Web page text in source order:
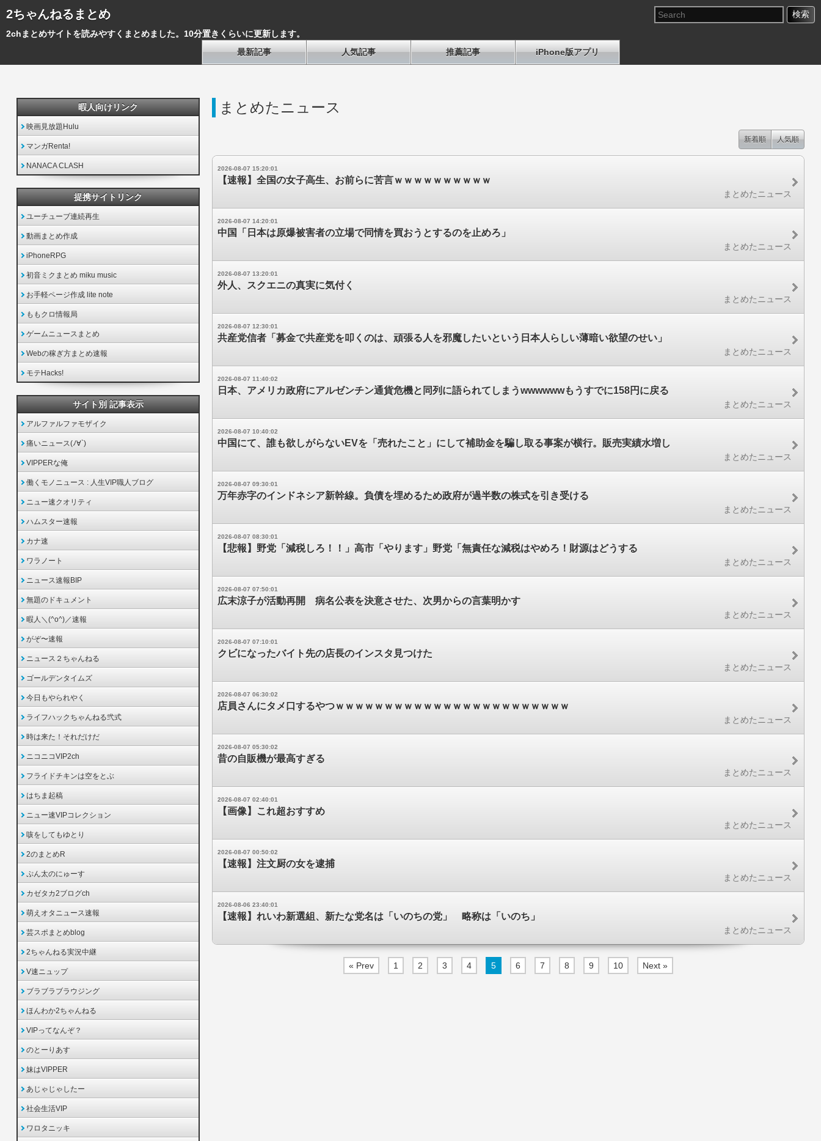
2ちゃんねるまとめ
2chまとめサイトを読みやすくまとめました。10分置きくらいに更新します。
最新記事
人気記事 推薦記事 iPhone版アプリ
まとめたニュース
新着順 人気順
2026-08-07 15:20:01
【速報】全国の女子高生、お前らに苦言ｗｗｗｗｗｗｗｗｗｗ
まとめたニュース
2026-08-07 14:20:01
中国「日本は原爆被害者の立場で同情を買おうとするのを止めろ」
まとめたニュース
2026-08-07 13:20:01
外人、スクエニの真実に気付く
まとめたニュース
2026-08-07 12:30:01
共産党信者「募金で共産党を叩くのは、頑張る人を邪魔したいという日本人らしい薄暗い欲望のせい」
まとめたニュース
2026-08-07 11:40:02
日本、アメリカ政府にアルゼンチン通貨危機と同列に語られてしまうwwwwwwもうすでに158円に戻る
まとめたニュース
2026-08-07 10:40:02
中国にて、誰も欲しがらないEVを「売れたこと」にして補助金を騙し取る事案が横行。販売実績水増し
まとめたニュース
2026-08-07 09:30:01
万年赤字のインドネシア新幹線。負債を埋めるため政府が過半数の株式を引き受ける
まとめたニュース
2026-08-07 08:30:01
【悲報】野党「減税しろ！！」高市「やります」野党「無責任な減税はやめろ！財源はどうする
まとめたニュース
2026-08-07 07:50:01
広末涼子が活動再開 病名公表を決意させた、次男からの言葉明かす
まとめたニュース
2026-08-07 07:10:01
クビになったバイト先の店長のインスタ見つけた
まとめたニュース
2026-08-07 06:30:02
店員さんにタメ口するやつｗｗｗｗｗｗｗｗｗｗｗｗｗｗｗｗｗｗｗｗｗｗｗｗ
まとめたニュース
2026-08-07 05:30:02
昔の自販機が最高すぎる
まとめたニュース
2026-08-07 02:40:01
【画像】これ超おすすめ
まとめたニュース
2026-08-07 00:50:02
【速報】注文厨の女を逮捕
まとめたニュース
2026-08-06 23:40:01
【速報】れいわ新選組、新たな党名は「いのちの党」 略称は「いのち」
まとめたニュース
« Prev 1 2 3 4 5 6 7 8 9 10 Next »
暇人向けリンク
映画見放題Hulu
マンガRenta!
NANACA CLASH
提携サイトリンク
ユーチューブ連続再生
動画まとめ作成
iPhoneRPG
初音ミクまとめ miku music
お手軽ページ作成 lite note
ももクロ情報局
ゲームニュースまとめ
Webの稼ぎ方まとめ速報
モテHacks!
サイト別 記事表示
アルファルファモザイク
痛いニュース(ﾉ∀`)
VIPPERな俺
働くモノニュース : 人生VIP職人ブログ
ニュー速クオリティ
ハムスター速報
カナ速
ワラノート
ニュース速報BIP
無題のドキュメント
暇人＼(^o^)／速報
がぞ〜速報
ニュース２ちゃんねる
ゴールデンタイムズ
今日もやられやく
ライフハックちゃんねる弐式
時は来た！それだけだ
ニコニコVIP2ch
フライドチキンは空をとぶ
はちま起稿
ニュー速VIPコレクション
咳をしてもゆとり
2のまとめR
ぷん太のにゅーす
カゼタカ2ブログch
萌えオタニュース速報
芸スポまとめblog
2ちゃんねる実況中継
V速ニュップ
ブラブラブラウジング
ほんわか2ちゃんねる
VIPってなんぞ？
のとーりあす
妹はVIPPER
あじゃじゃしたー
社会生活VIP
ワロタニッキ